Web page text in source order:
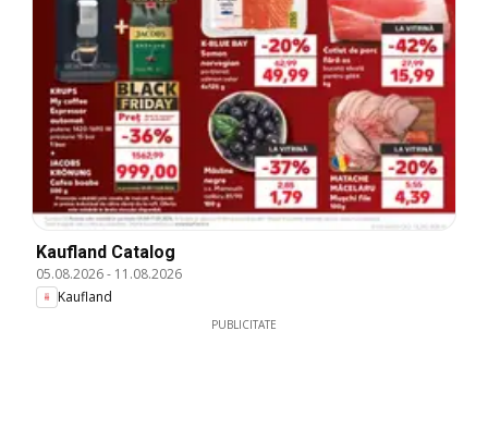
Kaufland Catalog
05.08.2026- 11.08.2026
Kaufland
PUBLICITATE